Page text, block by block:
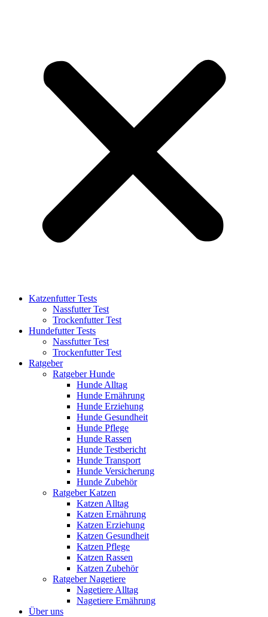
Katzenfutter Tests
Nassfutter Test
Trockenfutter Test
Hundefutter Tests
Nassfutter Test
Trockenfutter Test
Ratgeber
Ratgeber Hunde
Hunde Alltag
Hunde Ernährung
Hunde Erziehung
Hunde Gesundheit
Hunde Pflege
Hunde Rassen
Hunde Testbericht
Hunde Transport
Hunde Versicherung
Hunde Zubehör
Ratgeber Katzen
Katzen Alltag
Katzen Ernährung
Katzen Erziehung
Katzen Gesundheit
Katzen Pflege
Katzen Rassen
Katzen Zubehör
Ratgeber Nagetiere
Nagetiere Alltag
Nagetiere Ernährung
Über uns